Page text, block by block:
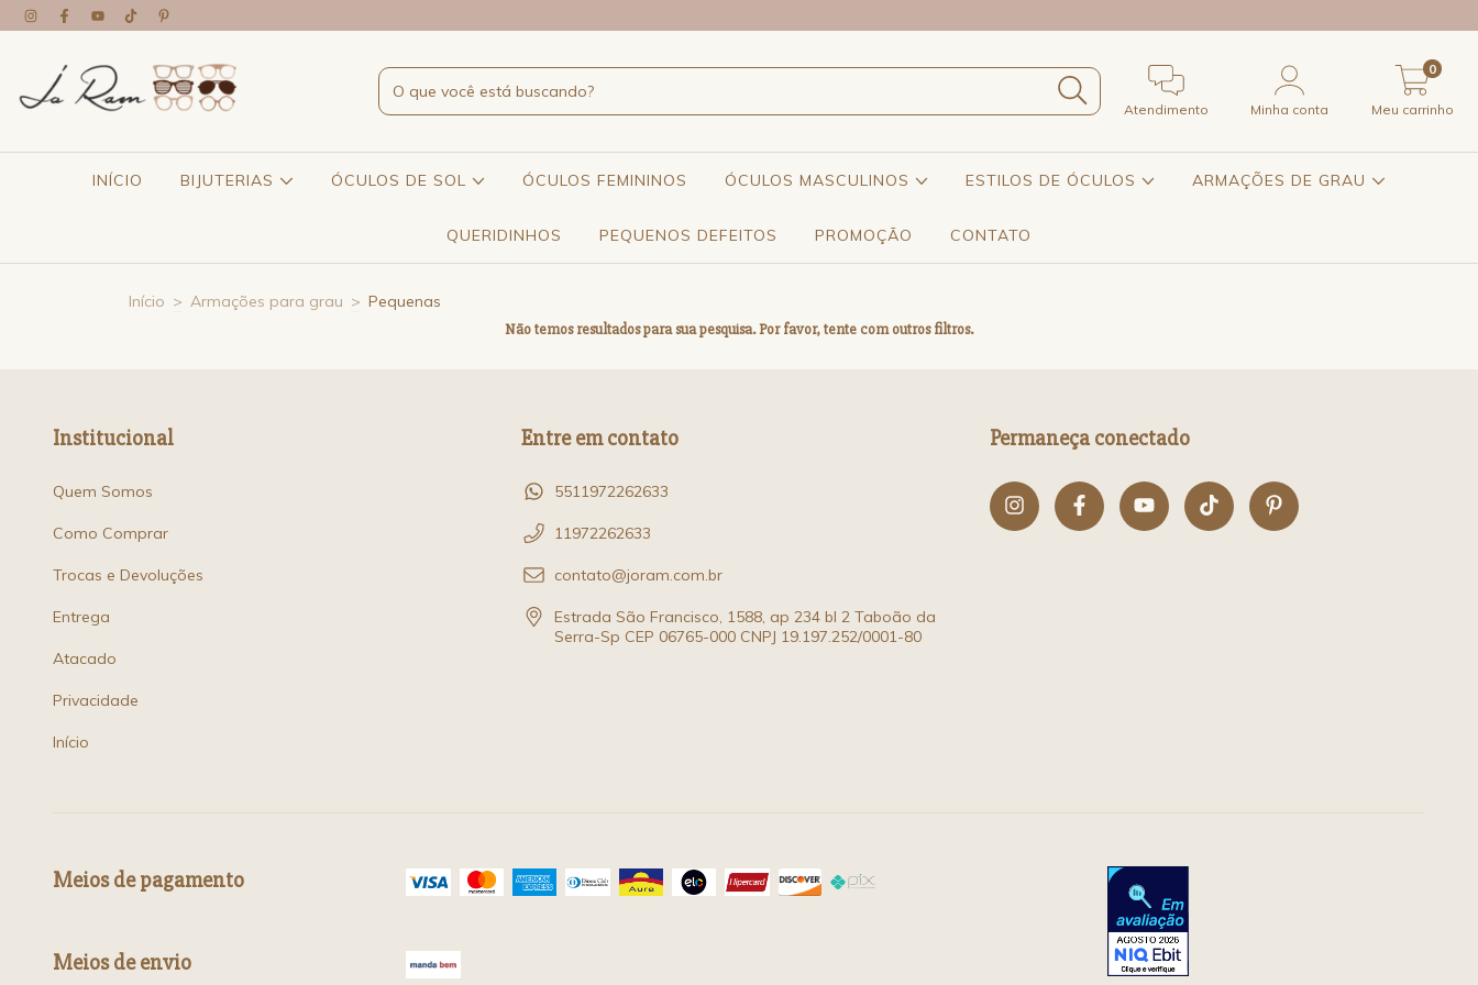
Atendimento Minha conta Meu carrinho
0
INÍCIO BIJUTERIAS ÓCULOS DE SOL ÓCULOS FEMININOS ÓCULOS MASCULINOS ESTILOS DE ÓCULOS ARMAÇÕES DE GRAU
QUERIDINHOS PEQUENOS DEFEITOS PROMOÇÃO CONTATO
Início > Armações para grau > Pequenas
Não temos resultados para sua pesquisa. Por favor, tente com outros filtros.
Institucional
Quem Somos
Como Comprar
Trocas e Devoluções
Entrega
Atacado
Privacidade
Início
Entre em contato
5511972262633
11972262633
contato@joram.com.br
Estrada São Francisco, 1588, ap 234 bl 2 Taboão da
Serra-Sp CEP 06765-000 CNPJ 19.197.252/0001-80
Permaneça conectado
Meios de pagamento
Meios de envio